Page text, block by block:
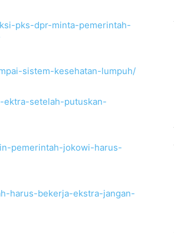
pks-dpr-minta-pemerintah-
sistem-kesehatan-lumpuh/
ektra-setelah-putuskan-
pemerintah-jokowi-harus-
harus-bekerja-ekstra-jangan-